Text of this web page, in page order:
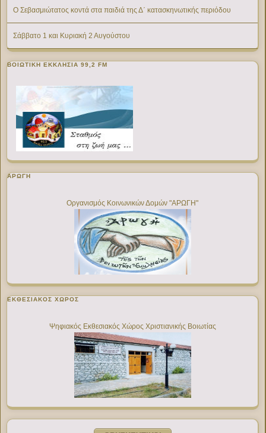
Ο Σεβασμιώτατος κοντά στα παιδιά της Δ΄ κατασκηνωτικής περιόδου
Σάββατο 1 και Κυριακή 2 Αυγούστου
ΒΟΙΩΤΙΚΉ ΕΚΚΛΗΣΊΑ 99,2 FM
ΑΡΩΓΗ
Οργανισμός Κοινωνικών Δομών "ΑΡΩΓΗ"
ΕΚΘΕΣΙΑΚΌΣ ΧΏΡΟΣ
Ψηφιακός Εκθεσιακός Χώρος Χριστιανικής Βοιωτίας